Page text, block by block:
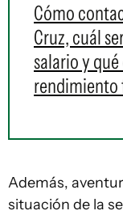
Cómo
Cruz, cuál
salario y
rendimiento
Además,
situación de la